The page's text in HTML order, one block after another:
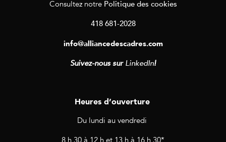
Consultez notre Politique des cookies
418 681-2028
info@alliancedescadres.com
Suivez-nous sur LinkedIn!
Heures d’ouverture
Du lundi au vendredi